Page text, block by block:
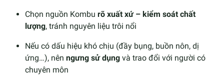
Chọn nguồn Kombu rõ xuất xứ – kiểm soát chất
lượng, tránh nguyên liệu trôi nổi
Nếu có dấu hiệu khó chịu (đầy bụng, buồn nôn, dị
ứng…), nên ngưng sử dụng và trao đổi với người có
chuyên môn